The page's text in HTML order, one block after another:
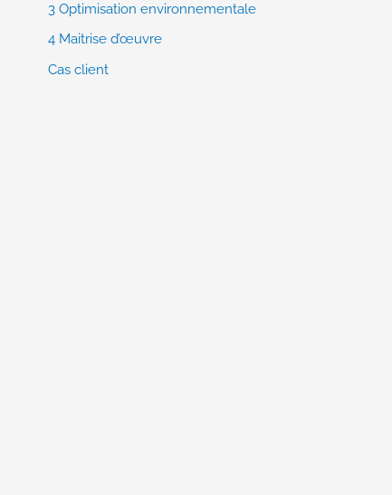
3 Optimisation environnementale
4 Maitrise d’œuvre
Cas client